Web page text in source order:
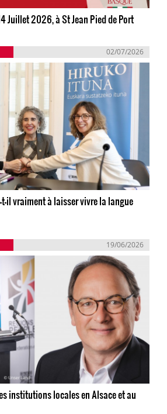
Juillet 2026, à St Jean Pied de Port
02/07/2026
t-il vraiment à laisser vivre la langue
19/06/2026
institutions locales en Alsace et au